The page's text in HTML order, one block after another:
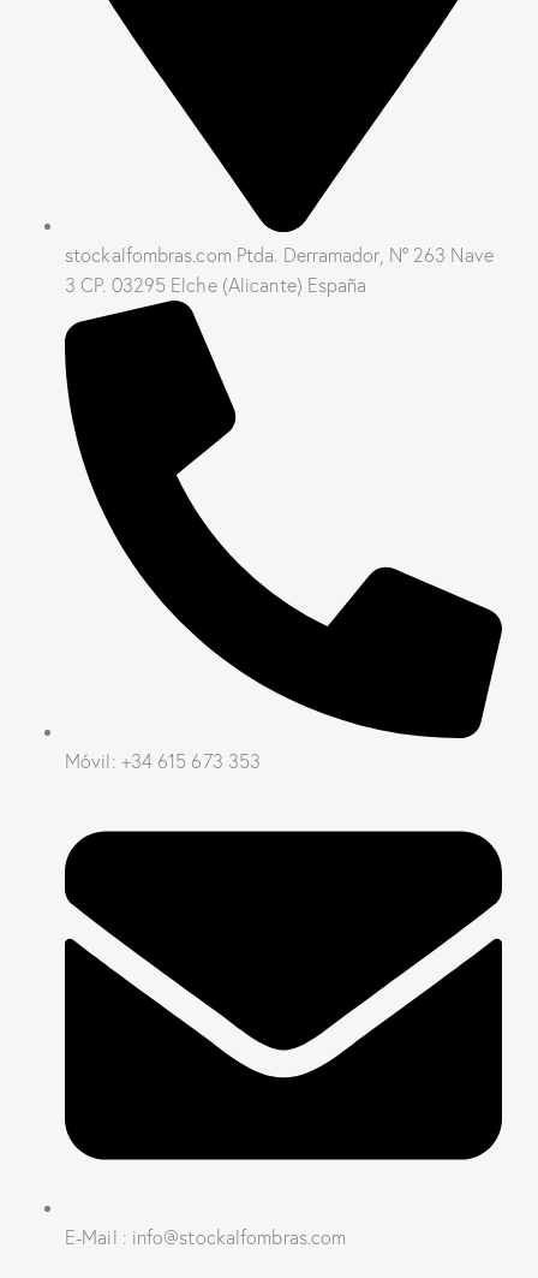
stockalfombras.com Ptda. Derramador, Nº 263 Nave
3 CP. 03295 Elche (Alicante) España
Móvil: +34 615 673 353
E-Mail : info@stockalfombras.com